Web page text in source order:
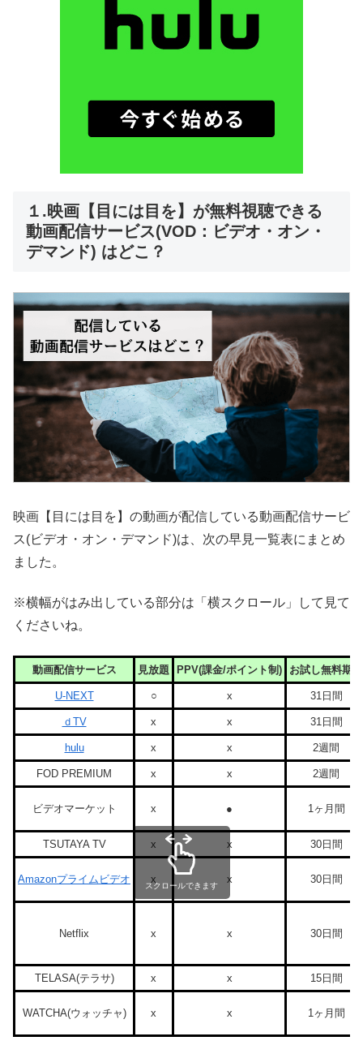
１.映画【目には目を】が無料視聴できる
動画配信サービス(VOD：ビデオ・オン・
デマンド) はどこ？
映画【目には目を】の動画が配信している動画配信サービ
ス(ビデオ・オン・デマンド)は、次の早見一覧表にまとめ
ました。
※横幅がはみ出している部分は「横スクロール」して見て
くださいね。
動画配信サービス 見放題 PPV(課金/ポイント制) お試し無料期間
U-NEXT ○ x 31日間
ｄTV x x 31日間
hulu x x 2週間
FOD PREMIUM x x 2週間
ビデオマーケット x ● 1ヶ月間
TSUTAYA TV x x 30日間
Amazonプライムビデオ x x 30日間
Netflix x x 30日間
TELASA(テラサ) x x 15日間
WATCHA(ウォッチャ) x x 1ヶ月間
スクロールできます